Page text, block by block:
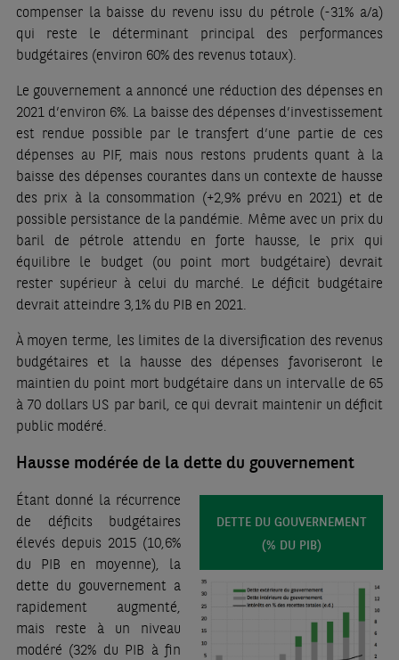
compenser la baisse du revenu issu du pétrole (-31% a/a)
qui reste le déterminant principal des performances
budgétaires (environ 60% des revenus totaux).
Le gouvernement a annoncé une réduction des dépenses en
2021 d’environ 6%. La baisse des dépenses d’investissement
est rendue possible par le transfert d’une partie de ces
dépenses au PIF, mais nous restons prudents quant à la
baisse des dépenses courantes dans un contexte de hausse
des prix à la consommation (+2,9% prévu en 2021) et de
possible persistance de la pandémie. Même avec un prix du
baril de pétrole attendu en forte hausse, le prix qui
équilibre le budget (ou point mort budgétaire) devrait
rester supérieur à celui du marché. Le déficit budgétaire
devrait atteindre 3,1% du PIB en 2021.
À moyen terme, les limites de la diversification des revenus
budgétaires et la hausse des dépenses favoriseront le
maintien du point mort budgétaire dans un intervalle de 65
à 70 dollars US par baril, ce qui devrait maintenir un déficit
public modéré.
Hausse modérée de la dette du gouvernement
DETTE DU GOUVERNEMENT
(% DU PIB)
Étant donné la récurrence
de déficits budgétaires
élevés depuis 2015 (10,6%
du PIB en moyenne), la
dette du gouvernement a
rapidement augmenté,
mais reste à un niveau
modéré (32% du PIB à fin